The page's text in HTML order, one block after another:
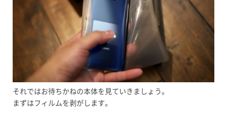
それではお待ちかねの本体を見ていきましょう。
まずはフィルムを剥がします。